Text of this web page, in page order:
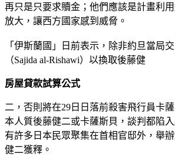
再只是只要求贖金；他們應該是計畫利
放大，讓西方國家感到威脅。
「伊斯蘭國」日前表示，除非約旦當局
（Sajida al-Rishawi）以換取後藤健
房屋貸款試算公式
二，否則將在29日日落前殺害飛行員卡
本人質後藤健二或卡薩斯貝，談判都陷
有許多日本民眾聚集在首相官邸外，舉
健二獲釋。